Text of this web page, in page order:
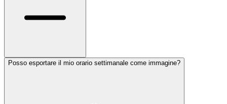
Posso esportare il mio orario settimanale come immagine?